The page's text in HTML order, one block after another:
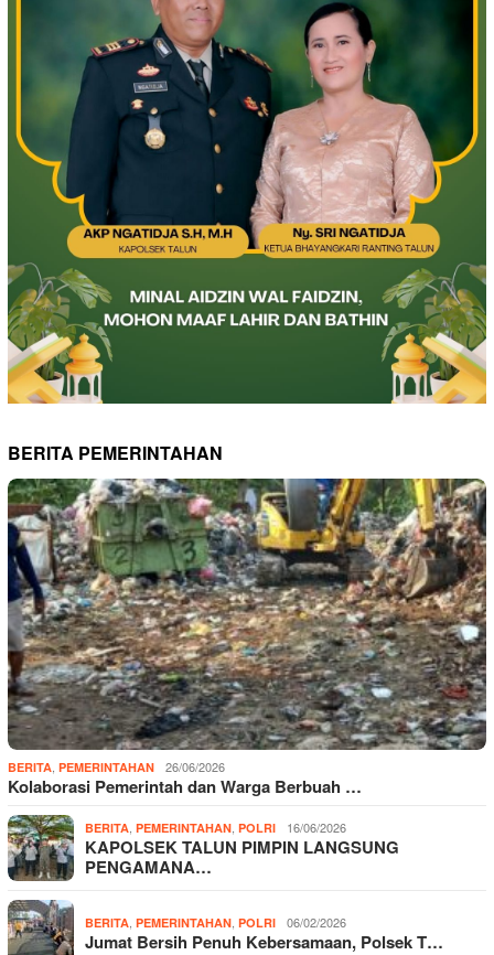
BERITA PEMERINTAHAN
BERITA PEMERINTAHAN 26/06/2026
Kolaborasi Pemerintah dan Warga Berbuah …
BERITA PEMERINTAHAN POLRI 16/06/2026
KAPOLSEK TALUN PIMPIN LANGSUNG
PENGAMANA…
BERITA PEMERINTAHAN POLRI 06/02/2026
Jumat Bersih Penuh Kebersamaan, Polsek T…